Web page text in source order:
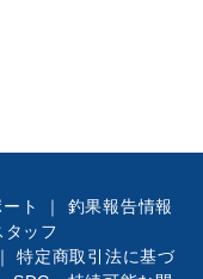
ト ｜ 釣果報告情報
タッフ
特定商取引法に基づ